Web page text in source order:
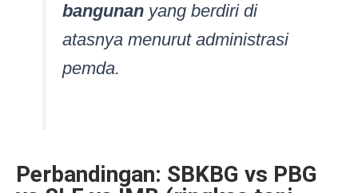
bangunan yang berdiri di
atasnya menurut administrasi
pemda.
Perbandingan: SBKBG vs PBG